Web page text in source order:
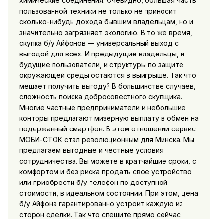
пользованной техники не только не приносит
сколько-нибудь дохода бывшим владельцам, но и
значительно загрязняет экологию. В то же время,
скупка б/у Айфонов — универсальный выход с
выгодой для всех. И предыдущие владельцы, и
будущие пользователи, и структуры по защите
окружающей среды остаются в выигрыше. Так что
мешает получить выгоду? В большинстве случаев,
сложность поиска добросовестного скупщика.
Многие частные предприниматели и небольшие
конторы предлагают мизерную выплату в обмен на
подержанный смартфон. В этом отношении сервис
МОБИ-СТОК стал революционным для Минска. Мы
предлагаем выгодные и честные условия
сотрудничества. Вы можете в кратчайшие сроки, с
комфортом и без риска продать свое устройство
или приобрести б/у телефон по доступной
стоимости, в идеальном состоянии. При этом, цена
б/у Айфона гарантированно устроит каждую из
сторон сделки. Так что спешите прямо сейчас